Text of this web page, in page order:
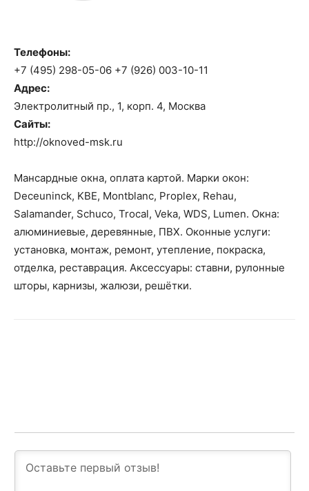
Телефоны:
+7 (495) 298-05-06 +7 (926) 003-10-11
Адрес:
Электролитный пр., 1, корп. 4, Москва
Сайты:
http://oknoved-msk.ru
Мансардные окна, оплата картой. Марки окон:
Deceuninck, KBE, Montblanc, Proplex, Rehau,
Salamander, Schuco, Trocal, Veka, WDS, Lumen. Окна:
алюминиевые, деревянные, ПВХ. Оконные услуги:
установка, монтаж, ремонт, утепление, покраска,
отделка, реставрация. Аксессуары: ставни, рулонные
шторы, карнизы, жалюзи, решётки.